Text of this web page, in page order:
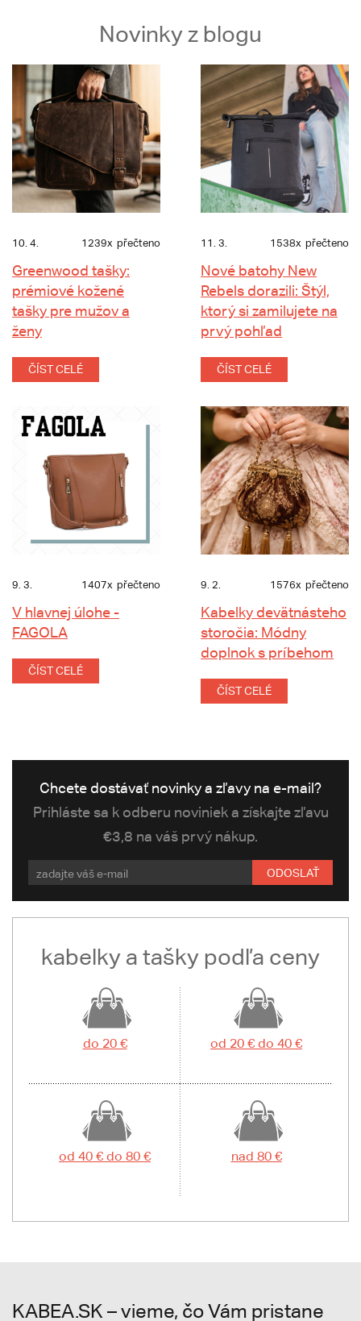
Novinky z blogu
10. 4. 1239x přečteno
Greenwood tašky:
prémiové kožené
tašky pre mužov a
ženy
ČÍST CELÉ
11. 3. 1538x přečteno
Nové batohy New
Rebels dorazili: Štýl,
ktorý si zamilujete na
prvý pohľad
ČÍST CELÉ
9. 3. 1407x přečteno
V hlavnej úlohe -
FAGOLA
ČÍST CELÉ
9. 2. 1576x přečteno
Kabelky devätnásteho
storočia: Módny
doplnok s príbehom
ČÍST CELÉ
Chcete dostávať novinky a zľavy na e-mail?
Prihláste sa k odberu noviniek a získajte zľavu
€3,8 na váš prvý nákup.
ODOSLAŤ
kabelky a tašky podľa ceny
do 20 € od 20 € do 40 €
od 40 € do 80 € nad 80 €
KABEA.SK – vieme, čo Vám pristane